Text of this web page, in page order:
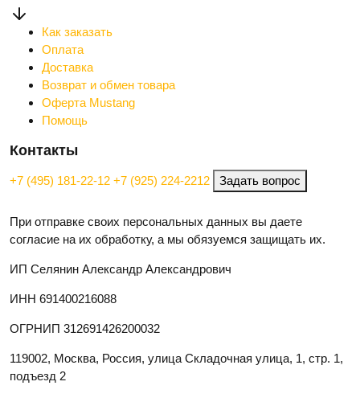
Как заказать
Оплата
Доставка
Возврат и обмен товара
Оферта Mustang
Помощь
Контакты
+7 (495) 181-22-12 +7 (925) 224-2212 Задать вопрос
При отправке своих персональных данных вы даете
согласие на их обработку, а мы обязуемся защищать их.
ИП Селянин Александр Александрович
ИНН 691400216088
ОГРНИП 312691426200032
119002, Москва, Россия, улица Складочная улица, 1, стр. 1,
подъезд 2